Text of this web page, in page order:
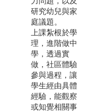
作進行。鼓勵
學生參與志願
服務，擔任志
工。培養其對
專業的興趣及
瞭解。
研究幼兒與家
庭議題。
上課紮根於學
理，進階做中
學，透過實
做，社區體驗
參與過程，讓
學生經由具體
經驗，能觀察
或知覺相關事